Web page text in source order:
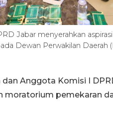
Jabar menyerahkan
Dewan Perwakilan Daerah
Anggota Komisi I
pemekaran